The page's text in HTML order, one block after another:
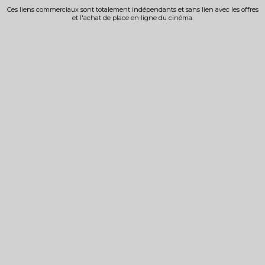
Ces liens commerciaux sont totalement indépendants et sans lien avec les offres
et l'achat de place en ligne du cinéma.